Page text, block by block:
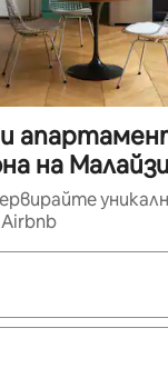
на
се покажат,